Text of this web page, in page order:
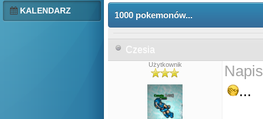
KALENDARZ 1000 pokemonów...
Czesia
Użytkownik
...